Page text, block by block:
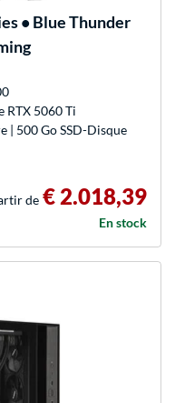
• Blue Thunder
RTX 5060 Ti
| 500 Go SSD-Disque
de € 2.018,39
En stock